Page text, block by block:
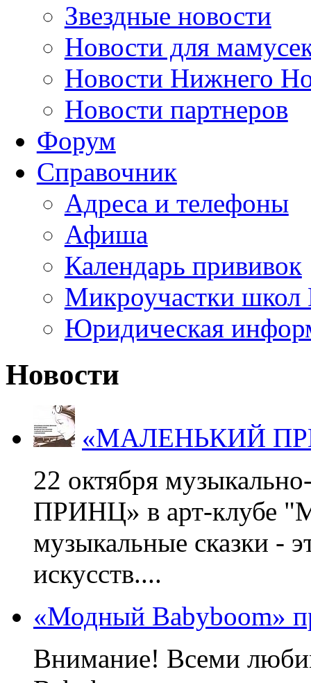
Звездные новости
Новости для
Новости Нижнего
Новости партнеров
Форум
Справочник
Адреса и телефоны
Афиша
Календарь прививок
Микроучастки школ
Юридическая
Новости
«МАЛЕНЬКИЙ
22 октября
ПРИНЦ» в арт-клубе
музыкальные сказки -
искусств....
«Модный Babyboom»
Внимание! Всеми